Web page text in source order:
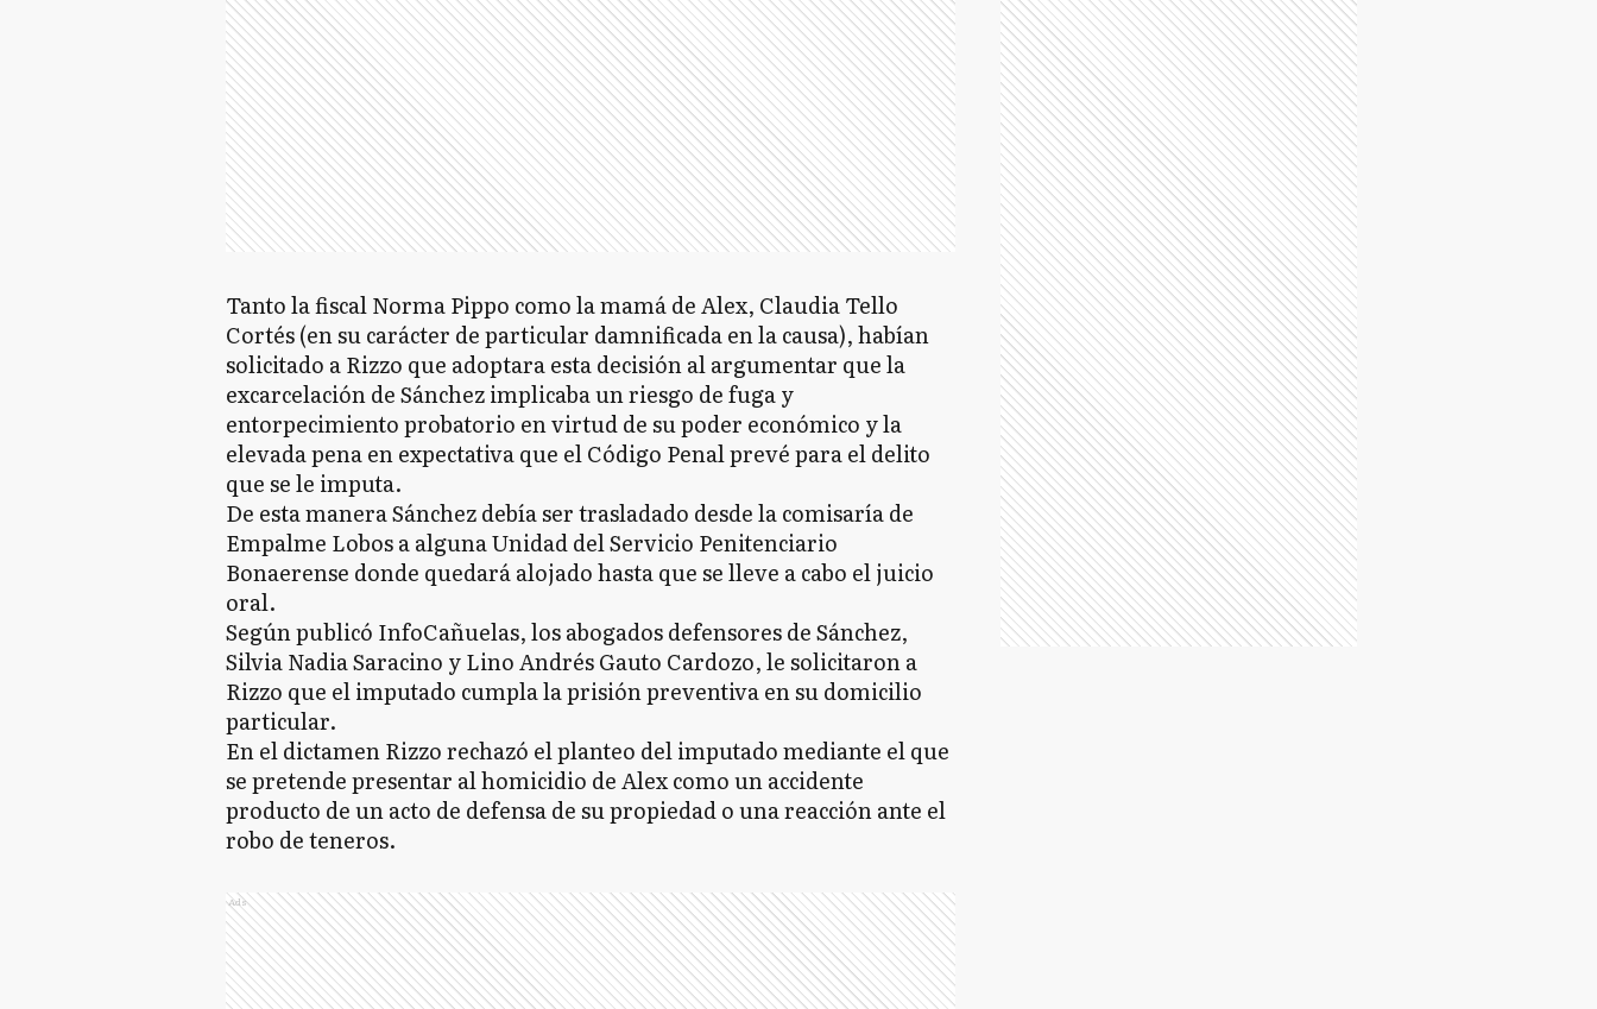
Tanto la fiscal Norma Pippo como la mamá de Alex, Claudia Tello
Cortés (en su carácter de particular damnificada en la causa), habían
solicitado a Rizzo que adoptara esta decisión al argumentar que la
excarcelación de Sánchez implicaba un riesgo de fuga y
entorpecimiento probatorio en virtud de su poder económico y la
elevada pena en expectativa que el Código Penal prevé para el delito
que se le imputa.
De esta manera Sánchez debía ser trasladado desde la comisaría de
Empalme Lobos a alguna Unidad del Servicio Penitenciario
Bonaerense donde quedará alojado hasta que se lleve a cabo el juicio
oral.
Según publicó InfoCañuelas, los abogados defensores de Sánchez,
Silvia Nadia Saracino y Lino Andrés Gauto Cardozo, le solicitaron a
Rizzo que el imputado cumpla la prisión preventiva en su domicilio
particular.
En el dictamen Rizzo rechazó el planteo del imputado mediante el que
se pretende presentar al homicidio de Alex como un accidente
producto de un acto de defensa de su propiedad o una reacción ante el
robo de teneros.
Ads